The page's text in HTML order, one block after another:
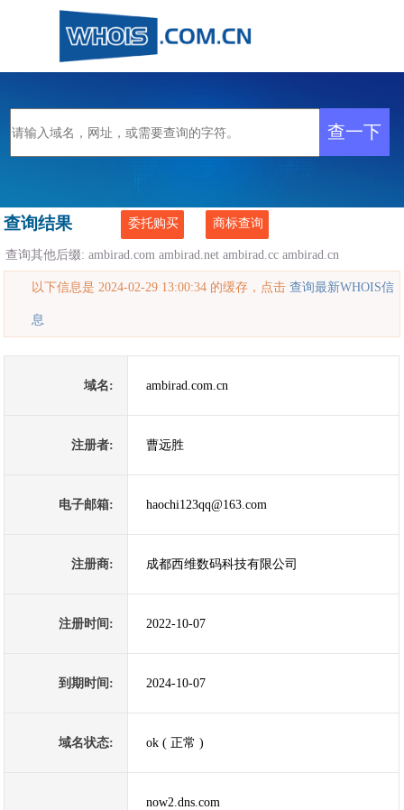
查询结果 委托购买 商标查询
查询其他后缀:ambirad.com ambirad.net ambirad.cc ambirad.cn
以下信息是 2024-02-29 13:00:34 的缓存，点击查询最新WHOIS信
息
域名: ambirad.com.cn
注册者: 曹远胜
电子邮箱: haochi123qq@163.com
注册商: 成都西维数码科技有限公司
注册时间: 2022-10-07
到期时间: 2024-10-07
域名状态: ok ( 正常 )
now2.dns.com